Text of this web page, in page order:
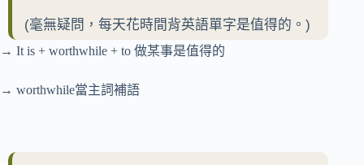
(毫無疑問，每天花時間背英語單字是值得的。)
→ It is + worthwhile + to 做某事是值得的
→ worthwhile當主詞補語